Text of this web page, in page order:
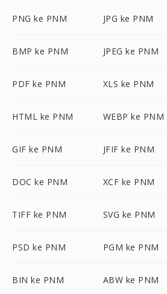
PNG ke PNM JPG ke PNM
BMP ke PNM JPEG ke PNM
PDF ke PNM XLS ke PNM
HTML ke PNM WEBP ke PNM
GIF ke PNM JFIF ke PNM
DOC ke PNM XCF ke PNM
TIFF ke PNM SVG ke PNM
PSD ke PNM PGM ke PNM
BIN ke PNM ABW ke PNM